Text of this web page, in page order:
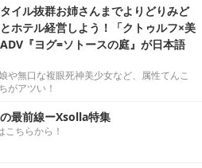
イル抜群お姉さんまでよりどりみど
ホテル経営しよう！「クトゥルフ×美
『ヨグ=ソトースの庭』が日本語
や無口な複眼死神美少女など、属性てんこ
がアツい！
最前線ーXsolla特集
ちらから！